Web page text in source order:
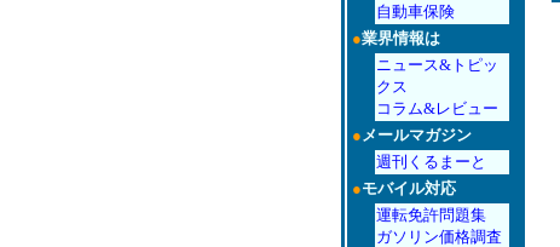
自動車保険
●業界情報は
ニュース&トピッ
クス
コラム&レビュー
●メールマガジン
週刊くるまーと
●モバイル対応
運転免許問題集
ガソリン価格調査